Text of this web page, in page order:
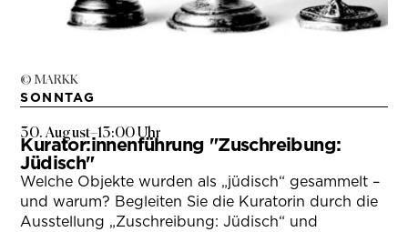
© MARKK
SONNTAG
30. August–13:00 Uhr
Kurator:innenführung "Zuschreibung:
Jüdisch"
Welche Objekte wurden als „jüdisch“ gesammelt –
und warum? Begleiten Sie die Kuratorin durch die
Ausstellung „Zuschreibung: Jüdisch“ und